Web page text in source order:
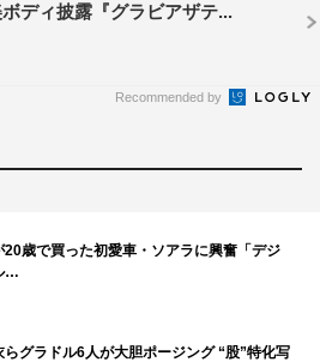
ディ披露『グラビアザテ...
Recommended by
20歳で買った初愛車・ソアラに興奮「デジ
…
らグラドル6人が大胆ポージング “股”特化写